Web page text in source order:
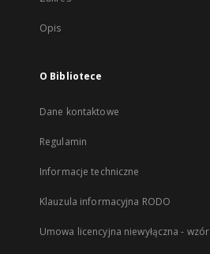
Opis
O Bibliotece
Dane kontaktowe
Regulamin
Informacje techniczne
Klauzula informacyjna RODO
Umowa licencyjna niewyłączna - wzór